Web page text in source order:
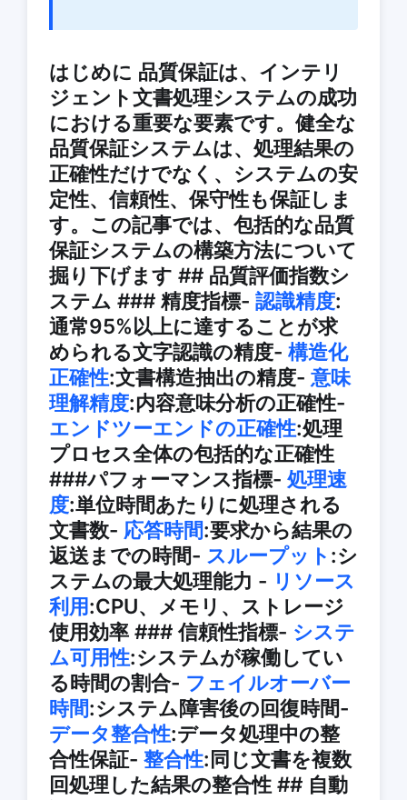
はじめに 品質保証は、インテリ
ジェント文書処理システムの成功
における重要な要素です。健全な
品質保証システムは、処理結果の
正確性だけでなく、システムの安
定性、信頼性、保守性も保証しま
す。この記事では、包括的な品質
保証システムの構築方法について
掘り下げます ## 品質評価指数シ
ステム ### 精度指標- 認識精度:
通常95%以上に達することが求
められる文字認識の精度- 構造化
正確性:文書構造抽出の精度- 意味
理解精度:内容意味分析の正確性-
エンドツーエンドの正確性:処理
プロセス全体の包括的な正確性
###パフォーマンス指標- 処理速
度:単位時間あたりに処理される
文書数- 応答時間:要求から結果の
返送までの時間- スループット :シ
ステムの最大処理能力 - リソース
利用:CPU、メモリ、ストレージ
使用効率 ### 信頼性指標- システ
ム可用性:システムが稼働してい
る時間の割合- フェイルオーバー
時間:システム障害後の回復時間-
データ整合性:データ処理中の整
合性保証- 整合性:同じ文書を複数
回処理した結果の整合性 ## 自動